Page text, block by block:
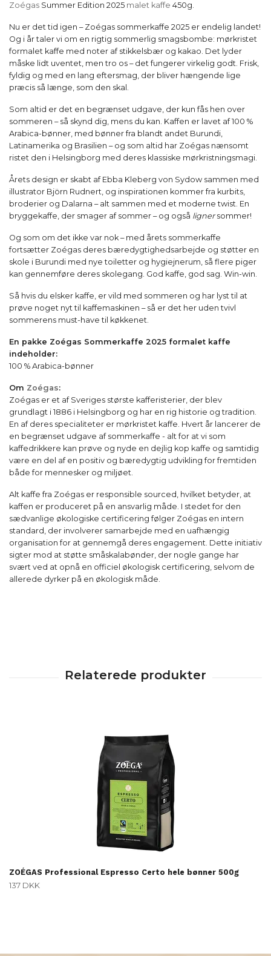
Zoégas Summer Edition 2025 malet kaffe 450g.
Nu er det tid igen – Zoégas sommerkaffe 2025 er endelig landet!
Og i år taler vi om en rigtig sommerlig smagsbombe: mørkristet
formalet kaffe med noter af stikkelsbær og kakao. Det lyder
måske lidt uventet, men tro os – det fungerer virkelig godt. Frisk,
fyldig og med en lang eftersmag, der bliver hængende lige
præcis så længe, som den skal.
Som altid er det en begrænset udgave, der kun fås hen over
sommeren – så skynd dig, mens du kan. Kaffen er lavet af 100 %
Arabica-bønner, med bønner fra blandt andet Burundi,
Latinamerika og Brasilien – og som altid har Zoégas nænsomt
ristet den i Helsingborg med deres klassiske mørkristningsmagi.
Årets design er skabt af Ebba Kleberg von Sydow sammen med
illustrator Björn Rudnert, og inspirationen kommer fra kurbits,
broderier og Dalarna – alt sammen med et moderne twist. En
bryggekaffe, der smager af sommer – og også lignersommer!
Og som om det ikke var nok – med årets sommerkaffe
fortsætter Zoégas deres bæredygtighedsarbejde og støtter en
skole i Burundi med nye toiletter og hygiejnerum, så flere piger
kan gennemføre deres skolegang. God kaffe, god sag. Win-win.
Så hvis du elsker kaffe, er vild med sommeren og har lyst til at
prøve noget nyt til kaffemaskinen – så er det her uden tvivl
sommerens must-have til køkkenet.
En pakke Zoégas Sommerkaffe 2025 formalet kaffe
indeholder:
100 % Arabica-bønner
Om Zoégas:
Zoégas er et af Sveriges største kafferisterier, der blev
grundlagt i 1886 i Helsingborg og har en rig historie og tradition.
En af deres specialiteter er mørkristet kaffe. Hvert år lancerer de
en begrænset udgave af sommerkaffe - alt for at vi som
kaffedrikkere kan prøve og nyde en dejlig kop kaffe og samtidig
være en del af en positiv og bæredygtig udvikling for fremtiden
både for mennesker og miljøet.
Alt kaffe fra Zoégas er responsible sourced, hvilket betyder, at
kaffen er produceret på en ansvarlig måde. I stedet for den
sædvanlige økologiske certificering følger Zoégas en intern
standard, der involverer samarbejde med en uafhængig
organisation for at gennemgå deres engagement. Dette initiativ
sigter mod at støtte småskalabønder, der nogle gange har
svært ved at opnå en officiel økologisk certificering, selvom de
allerede dyrker på en økologisk måde.
ZOÉGAS Professional Espresso Certo hele bønner 500g
137 DKK